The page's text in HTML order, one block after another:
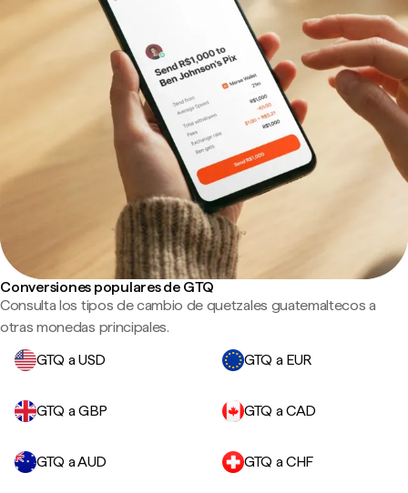
Conversiones populares de GTQ
Consulta los tipos de cambio de quetzales guatemaltecos a
otras monedas principales.
GTQ a USD
GTQ a EUR
GTQ a GBP GTQ a CAD
GTQ a AUD GTQ a CHF